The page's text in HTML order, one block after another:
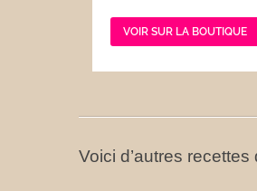
VOIR SUR LA BOUTIQUE
Voici d’autres